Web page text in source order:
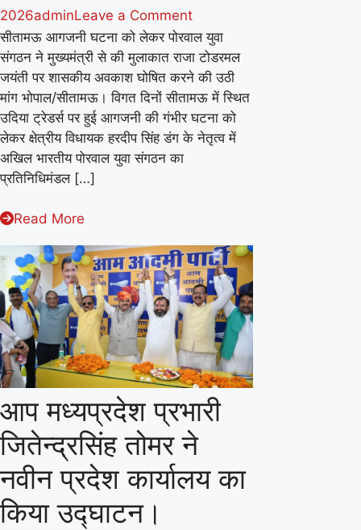
2026adminLeave a Commenton
सीतामऊ
आगजनी
घटना
को
लेकर
मुख्यमंत्री
से
की
मुलाकात
सीतामऊ आगजनी घटना को लेकर पोरवाल युवा
संगठन ने मुख्यमंत्री से की मुलाकात राजा टोडरमल
जयंती पर शासकीय अवकाश घोषित करने की उठी
मांग भोपाल/सीतामऊ। विगत दिनों सीतामऊ में स्थित
उदिया ट्रेडर्स पर हुई आगजनी की गंभीर घटना को
लेकर क्षेत्रीय विधायक हरदीप सिंह डंग के नेतृत्व में
अखिल भारतीय पोरवाल युवा संगठन का
प्रतिनिधिमंडल […]
Read More
आप मध्यप्रदेश प्रभारी
जितेन्द्रसिंह तोमर ने
नवीन प्रदेश कार्यालय का
किया उद्घाटन।